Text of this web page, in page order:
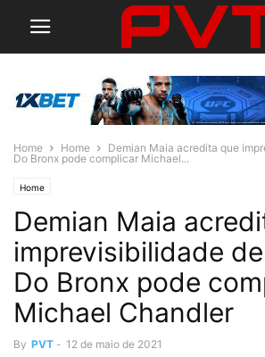
Home Home
Demian Maia acredita que
Do Bronx pode complicar Michael...
Home
Demian Maia
imprevisibilidade
Do Bronx pode
Michael Chandler
By PVT - 12 de maio de 2021